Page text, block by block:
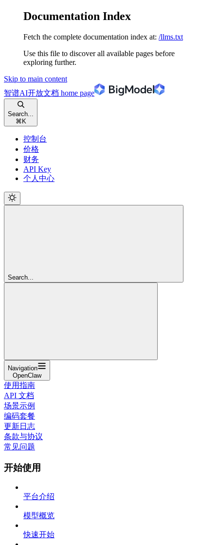
Documentation Index
Fetch the complete documentation index at: /llms.txt
Use this file to discover all available pages before
exploring further.
Skip to main content
智谱AI开放文档 home page
Search...
⌘ K
控制台
价格
财务
API Key
个人中心
Search...
Navigation
OpenClaw
使用指南
API 文档
场景示例
编码套餐
更新日志
条款与协议
常见问题
开始使用
平台介绍
模型概览
快速开始